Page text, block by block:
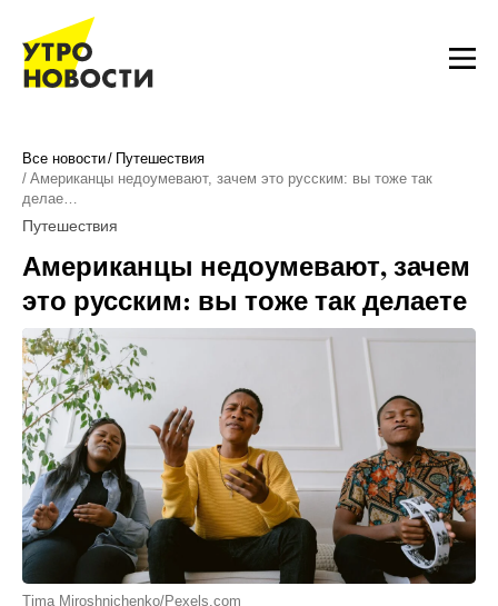
Все новости
Путешествия
Американцы недоумевают, зачем это русским: вы тоже так
делае…
Путешествия
Американцы недоумевают, зачем
это русским: вы тоже так делаете
Tima Miroshnichenko/Pexels.com